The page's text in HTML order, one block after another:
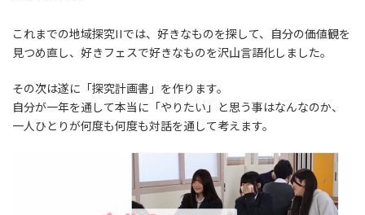
これまでの地域探究IIでは、好きなものを探して、自分の価値観を
見つめ直し、好きフェスで好きなものを沢山言語化しました。
その次は遂に「探究計画書」を作ります。
自分が一年を通して本当に「やりたい」と思う事はなんなのか、
一人ひとりが何度も何度も対話を通して考えます。